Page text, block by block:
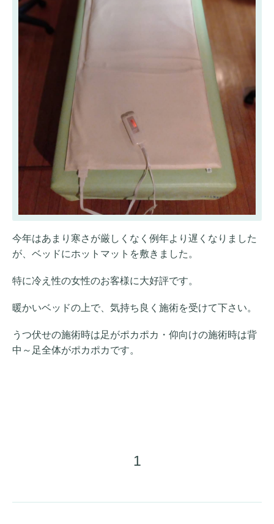
今年はあまり寒さが厳しくなく例年より遅くなりました
が、ベッドにホットマットを敷きました。
特に冷え性の女性のお客様に大好評です。
暖かいベッドの上で、気持ち良く施術を受けて下さい。
うつ伏せの施術時は足がポカポカ・仰向けの施術時は背
中～足全体がポカポカです。
1